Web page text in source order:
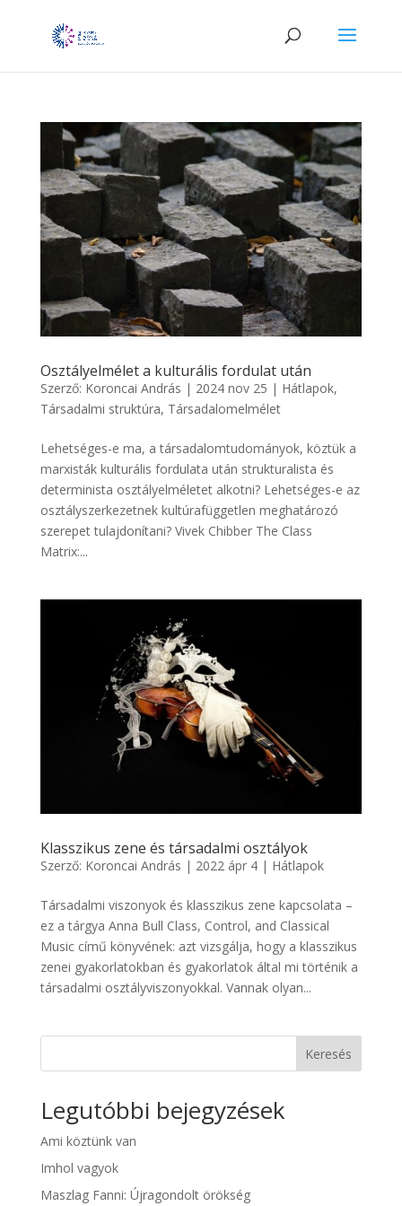
Osztályelmélet a kulturális fordulat után
Szerző: Koroncai András | 2024 nov 25 | Hátlapok,
Társadalmi struktúra, Társadalomelmélet
Lehetséges-e ma, a társadalomtudományok, köztük a
marxisták kulturális fordulata után strukturalista és
determinista osztályelméletet alkotni? Lehetséges-e az
osztályszerkezetnek kultúrafüggetlen meghatározó
szerepet tulajdonítani? Vivek Chibber The Class
Matrix:...
Klasszikus zene és társadalmi osztályok
Szerző: Koroncai András | 2022 ápr 4| Hátlapok
Társadalmi viszonyok és klasszikus zene kapcsolata –
ez a tárgya Anna Bull Class, Control, and Classical
Music című könyvének: azt vizsgálja, hogy a klasszikus
zenei gyakorlatokban és gyakorlatok által mi történik a
társadalmi osztályviszonyokkal. Vannak olyan...
Keresés
Legutóbbi bejegyzések
Ami köztünk van
Imhol vagyok
Maszlag Fanni: Újragondolt örökség